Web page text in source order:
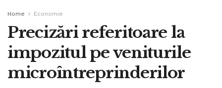
Home Economie
Precizări referitoare la
impozitul pe veniturile
microîntreprinderilor